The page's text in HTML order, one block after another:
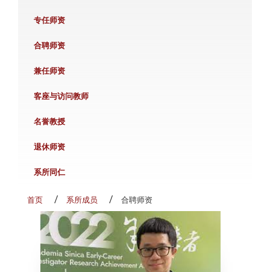
专任师资
合聘师资
兼任师资
客座与访问教师
名誉教授
退休师资
系所同仁
首页 系所成员 合聘师资